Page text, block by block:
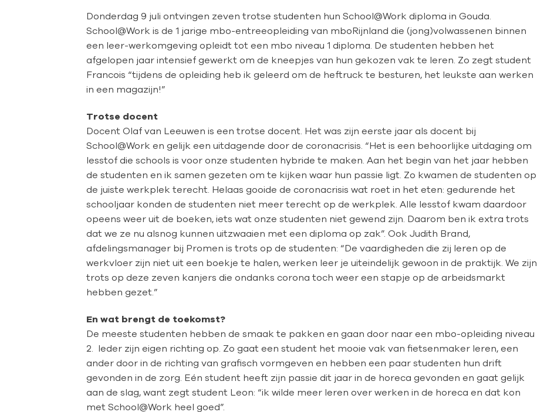
Donderdag 9 juli ontvingen zeven trotse studenten hun School@Work diploma in Gouda.
School@Work is de 1 jarige mbo-entreeopleiding van mboRijnland die (jong)volwassenen binnen
een leer-werkomgeving opleidt tot een mbo niveau 1 diploma. De studenten hebben het
afgelopen jaar intensief gewerkt om de kneepjes van hun gekozen vak te leren. Zo zegt student
Francois “tijdens de opleiding heb ik geleerd om de heftruck te besturen, het leukste aan werken
in een magazijn!”
Trotse docent
Docent Olaf van Leeuwen is een trotse docent. Het was zijn eerste jaar als docent bij
School@Work en gelijk een uitdagende door de coronacrisis. “Het is een behoorlijke uitdaging om
lesstof die schools is voor onze studenten hybride te maken. Aan het begin van het jaar hebben
de studenten en ik samen gezeten om te kijken waar hun passie ligt. Zo kwamen de studenten op
de juiste werkplek terecht. Helaas gooide de coronacrisis wat roet in het eten: gedurende het
schooljaar konden de studenten niet meer terecht op de werkplek. Alle lesstof kwam daardoor
opeens weer uit de boeken, iets wat onze studenten niet gewend zijn. Daarom ben ik extra trots
dat we ze nu alsnog kunnen uitzwaaien met een diploma op zak”. Ook Judith Brand,
afdelingsmanager bij Promen is trots op de studenten: “De vaardigheden die zij leren op de
werkvloer zijn niet uit een boekje te halen, werken leer je uiteindelijk gewoon in de praktijk. We zijn
trots op deze zeven kanjers die ondanks corona toch weer een stapje op de arbeidsmarkt
hebben gezet.”
En wat brengt de toekomst?
De meeste studenten hebben de smaak te pakken en gaan door naar een mbo-opleiding niveau
2. Ieder zijn eigen richting op. Zo gaat een student het mooie vak van fietsenmaker leren, een
ander door in de richting van grafisch vormgeven en hebben een paar studenten hun drift
gevonden in de zorg. Eén student heeft zijn passie dit jaar in de horeca gevonden en gaat gelijk
aan de slag, want zegt student Leon: “ik wilde meer leren over werken in de horeca en dat kon
met School@Work heel goed”.